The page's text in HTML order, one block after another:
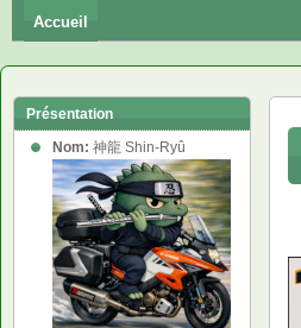
Accueil
Présentation
Nom: 神龍 Shin-Ryû